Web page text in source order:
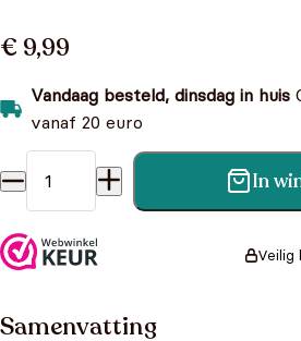
€ 9,99
Vandaag besteld, dinsdag in huis
vanaf 20 euro
Agatha Crispie - Mijn eerste
In
Veilig
Samenvatting